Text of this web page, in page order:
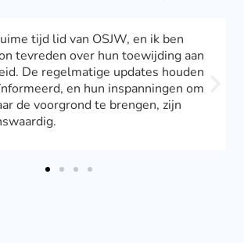
voel ik me echt betrokken bij
Ik waardeer de exclusieve
ze bieden. Het lidmaatschap heeft
vergroot en me de tools
te dragen aan een veiligere